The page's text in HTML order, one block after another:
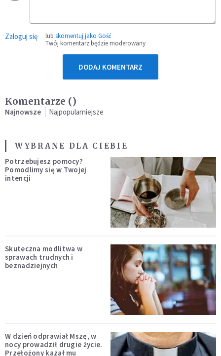
Zaloguj się lub skomentuj jako Gość
Twój komentarz będzie moderowany
DODAJ KOMENTARZ
Komentarze ()
Najnowsze Najpopularniejsze
WYBRANE DLA CIEBIE
Potrzebujesz pomocy?
Pomodlimy się w Twojej
intencji
Skuteczna modlitwa w
sprawach trudnych i
beznadziejnych
W dzień odprawiał Mszę, w
nocy prowadził drugie życie.
Przełożony kazał mu